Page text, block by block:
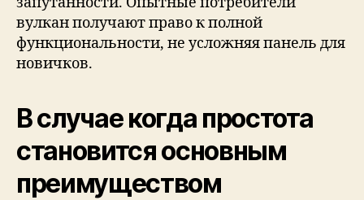
вулкан получают право к полной
функциональности, не усложняя панель для
новичков.
В случае когда простота
становится основным
преимуществом